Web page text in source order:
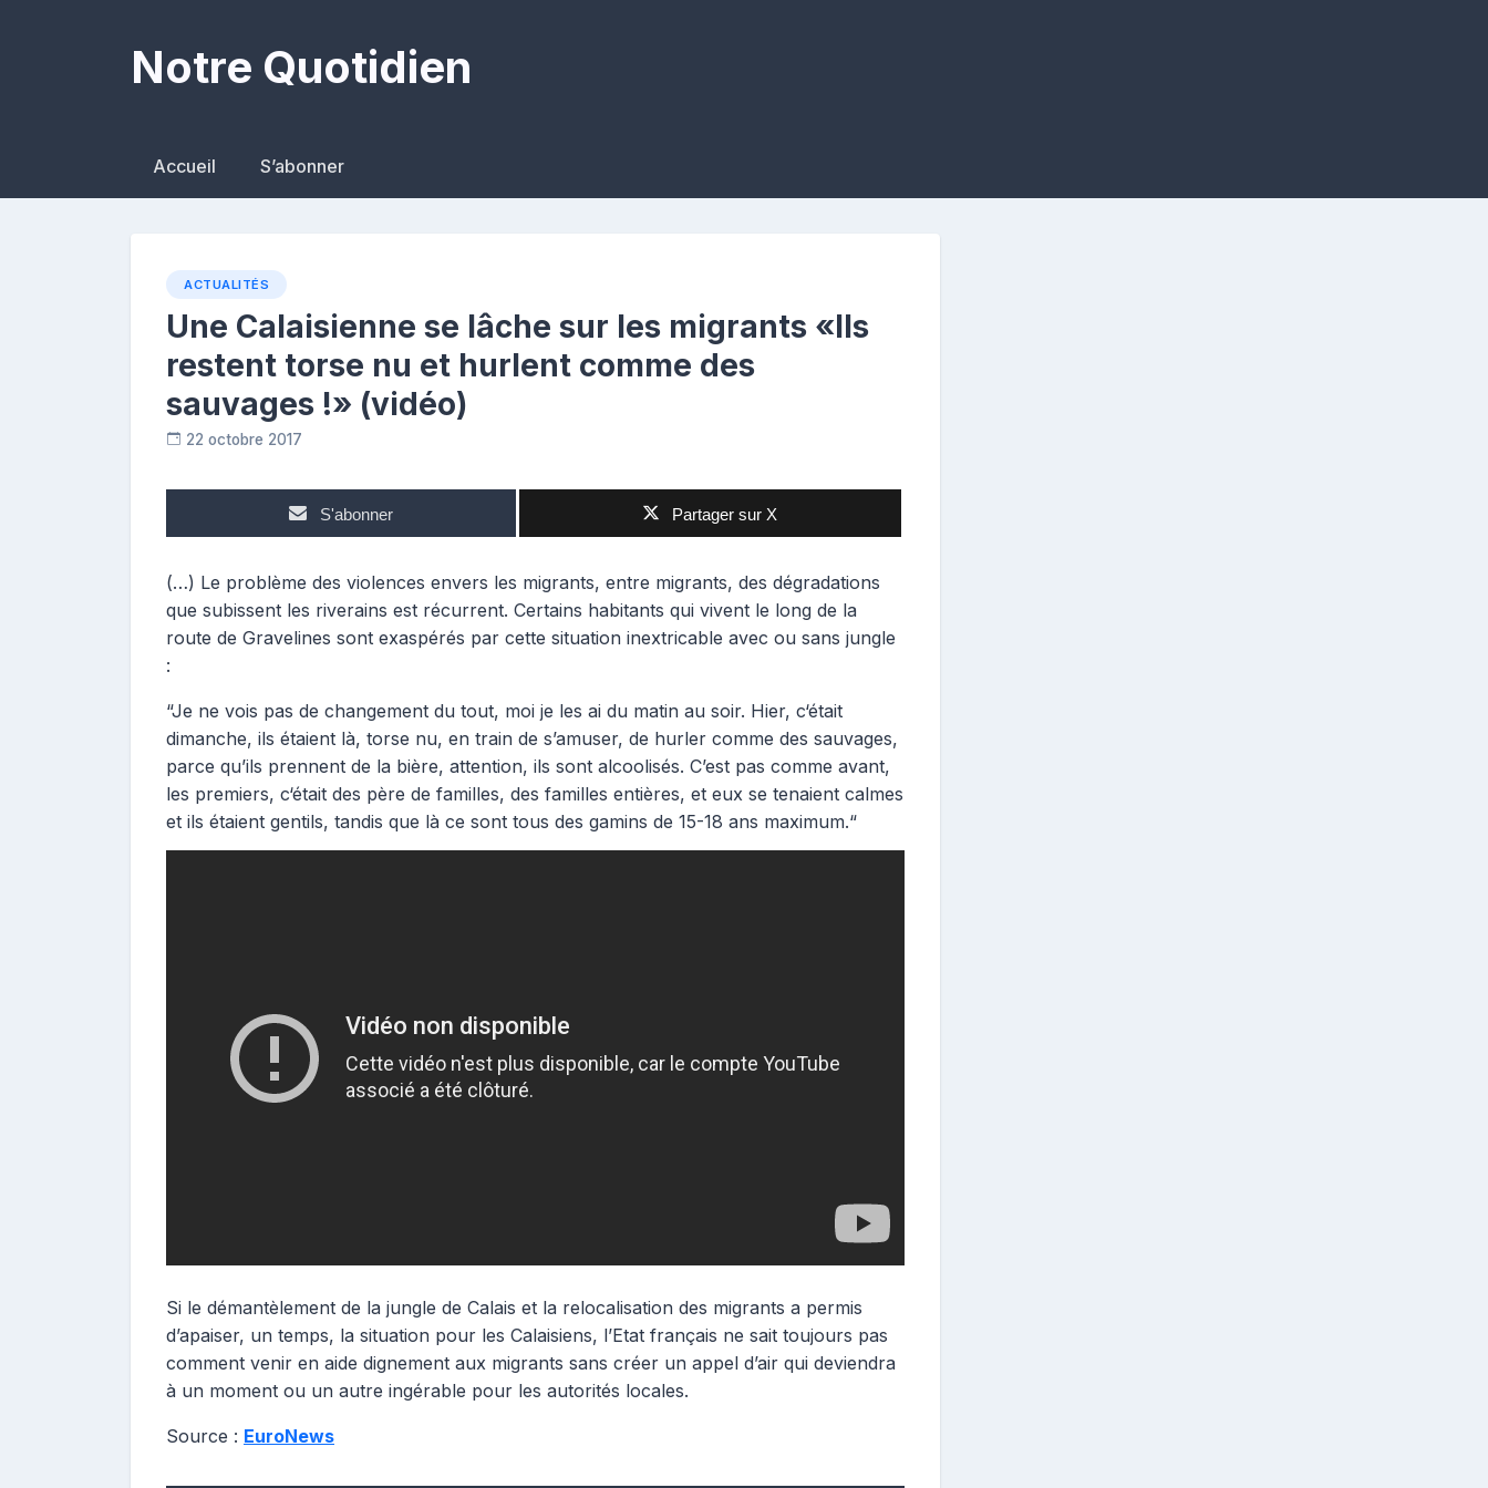
Notre Quotidien
Accueil S’abonner
ACTUALITÉS
Une Calaisienne se lâche sur les migrants «Ils
restent torse nu et hurlent comme des
sauvages !» (vidéo)
22 octobre 2017
e
p
t
e
r
S'abonner Partager sur X
(…) Le problème des violences envers les migrants, entre migrants, des dégradations
que subissent les riverains est récurrent. Certains habitants qui vivent le long de la
route de Gravelines sont exaspérés par cette situation inextricable avec ou sans jungle
:
“Je ne vois pas de changement du tout, moi je les ai du matin au soir. Hier, c‘était
dimanche, ils étaient là, torse nu, en train de s’amuser, de hurler comme des sauvages,
parce qu’ils prennent de la bière, attention, ils sont alcoolisés. C’est pas comme avant,
les premiers, c‘était des père de familles, des familles entières, et eux se tenaient calmes
et ils étaient gentils, tandis que là ce sont tous des gamins de 15-18 ans maximum.“
Si le démantèlement de la jungle de Calais et la relocalisation des migrants a permis
d’apaiser, un temps, la situation pour les Calaisiens, l’Etat français ne sait toujours pas
comment venir en aide dignement aux migrants sans créer un appel d’air qui deviendra
à un moment ou un autre ingérable pour les autorités locales.
Source : EuroNews